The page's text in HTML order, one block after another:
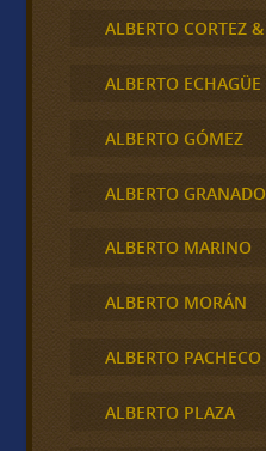
ALBERTO CORTEZ
ALBERTO ECHAGÜE
ALBERTO GÓMEZ
ALBERTO
ALBERTO MARINO
ALBERTO MORÁN
ALBERTO PACHECO
ALBERTO PLAZA